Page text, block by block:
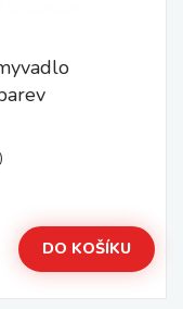
DO KOŠÍKU